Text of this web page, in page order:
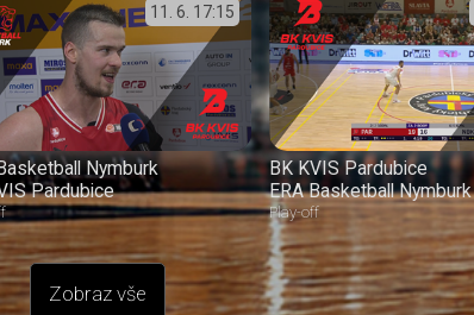
11. 6. 17:15
Nymburk
Pardubice
BK KVIS Pardubice
ERA Basketball Nymburk
Play-off
Zobraz vše